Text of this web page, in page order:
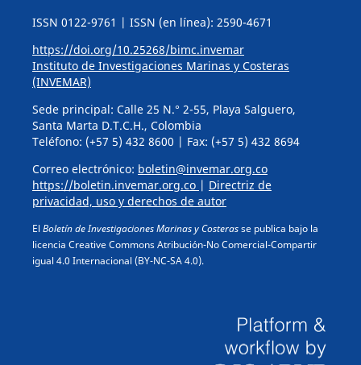
ISSN 0122-9761 | ISSN (en línea): 2590-4671
https://doi.org/10.25268/bimc.invemar
Instituto de Investigaciones Marinas y Costeras
(INVEMAR)
Sede principal: Calle 25 N.° 2-55, Playa Salguero,
Santa Marta D.T.C.H., Colombia
Teléfono: (+57 5) 432 8600 | Fax: (+57 5) 432 8694
Correo electrónico: boletin@invemar.org.co
https://boletin.invemar.org.co | Directriz de
privacidad, uso y derechos de autor
El Boletín de Investigaciones Marinas y Costerasse publica bajo la
licencia Creative Commons Atribución-No Comercial-Compartir
igual 4.0 Internacional (BY-NC-SA 4.0).